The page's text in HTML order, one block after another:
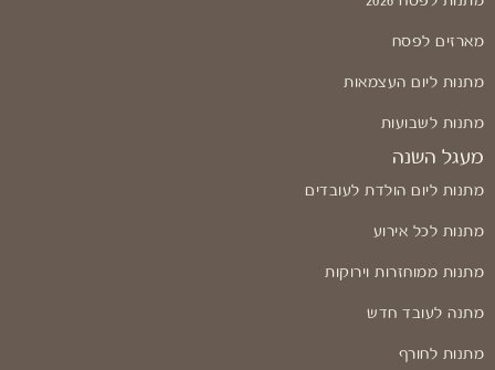
מארזים לפסח
מתנות ליום העצמאות
מתנות לשבועות
מעגל השנה
מתנות ליום הולדת לעובדים
מתנות לכל אירוע
מתנות ממוחזרות וירוקות
מתנה לעובד חדש
מתנות לחורף